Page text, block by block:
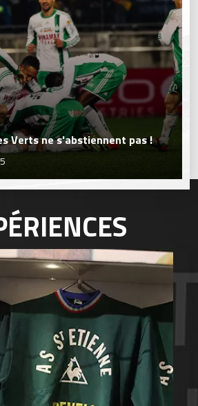
Verts ne s'abstiennent pas !